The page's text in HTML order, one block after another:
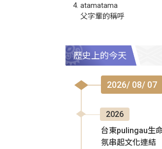
atamatama
父字輩的稱呼
歷史上的今天
2026/ 08/ 07
2026
台東pulingau生
氛串起文化連結